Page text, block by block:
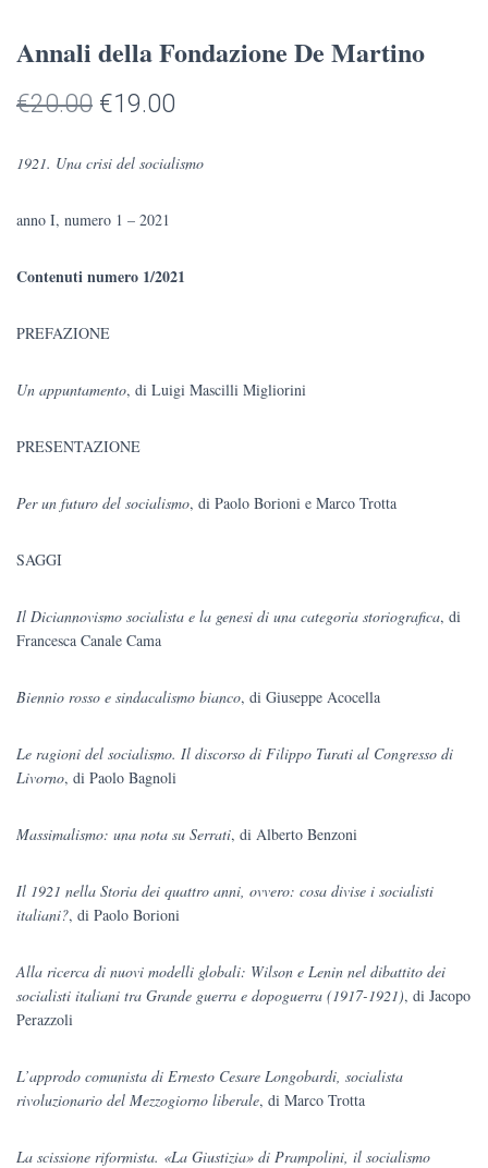
Annali della Fondazione De Martino
€20.00 Il
era:
€20.00.
€19.00
€19.00.
1921. Una crisi del socialismo
anno I, numero 1 – 2021
Contenuti numero 1/2021
PREFAZIONE
Un appuntamento, di Luigi Mascilli Migliorini
PRESENTAZIONE
Per un futuro del socialismo, di Paolo Borioni e Marco Trotta
SAGGI
Il Diciannovismo socialista e la genesi di una categoria storiografica, di
Francesca Canale Cama
Biennio rosso e sindacalismo bianco, di Giuseppe Acocella
Le ragioni del socialismo. Il discorso di Filippo Turati al Congresso di
Livorno, di Paolo Bagnoli
Massimalismo: una nota su Serrati, di Alberto Benzoni
Il 1921 nella Storia dei quattro anni, ovvero: cosa divise i socialisti
italiani?, di Paolo Borioni
Alla ricerca di nuovi modelli globali: Wilson e Lenin nel dibattito dei
socialisti italiani tra Grande guerra e dopoguerra (1917-1921), di Jacopo
Perazzoli
L’approdo comunista di Ernesto Cesare Longobardi, socialista
rivoluzionario del Mezzogiorno liberale, di Marco Trotta
La scissione riformista. «La Giustizia» di Prampolini, il socialismo